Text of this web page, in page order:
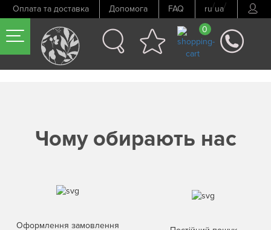
Оплата та доставка Допомога FAQ ru/ua/
0
Чому обирають нас
Оформлення замовлення